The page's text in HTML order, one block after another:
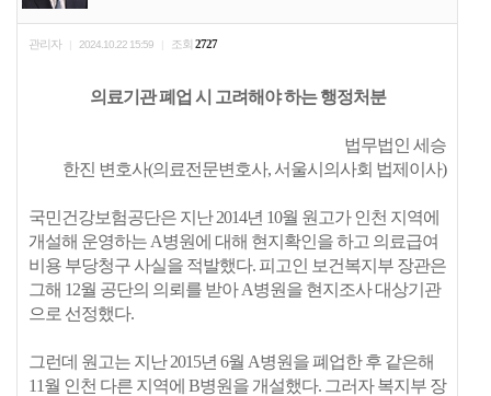
관리자 2024.10.22 15:59 조회 2727
의료기관 폐업 시 고려해야 하는 행정처분
법무법인 세승
한진 변호사(의료전문변호사, 서울시의사회 법제이사)
국민건강보험공단은 지난 2014년 10월 원고가 인천 지역에
개설해 운영하는 A병원에 대해 현지확인을 하고 의료급여
비용 부당청구 사실을 적발했다. 피고인 보건복지부 장관은
그해 12월 공단의 의뢰를 받아 A병원을 현지조사 대상기관
으로 선정했다.
그런데 원고는 지난 2015년 6월 A병원을 폐업한 후 같은해
11월 인천 다른 지역에 B병원을 개설했다. 그러자 복지부 장